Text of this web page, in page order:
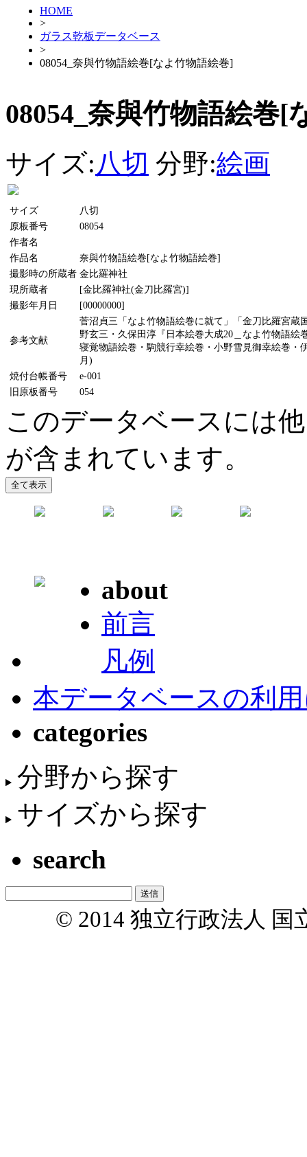
HOME
>
ガラス乾板データベース
>
08054_奈與竹物語絵巻[なよ竹物語絵巻]
08054_奈與竹物語絵巻[
サイズ:八切 分野:絵画
サイズ
八切
原板番号
08054
作者名
作品名
奈與竹物語絵巻[なよ竹物語絵巻]
撮影時の所蔵者 金比羅神社
現所蔵者
[金比羅神社(金刀比羅宮)]
撮影年月日
[00000000]
参考文献
菅沼貞三「なよ竹物語絵巻に就て」「金刀比羅宮蔵
野玄三・久保田淳『日本絵巻大成20＿なよ竹物語絵
寝覚物語絵巻・駒競行幸絵巻・小野雪見御幸絵巻・
月)
焼付台帳番号
e-001
旧原板番号
054
このデータベースには
が含まれています。
about
前言
凡例
本データベースの利
categories
分野から探す
サイズから探す
search
© 2014 独立行政法人 国